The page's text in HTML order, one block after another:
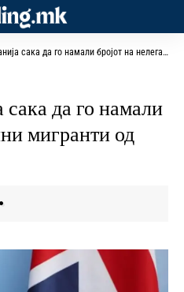
да го намали бројот на нелегални мигранти од Западен Балкан
да го намали
мигранти од